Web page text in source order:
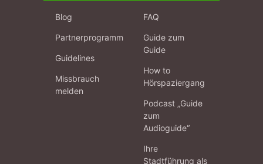
Blog
Partnerprogramm
Guidelines
Missbrauch
melden
FAQ
Guide zum
Guide
How to
Hörspaziergang
Podcast „Guide
zum
Audioguide“
Ihre
Stadtführung als